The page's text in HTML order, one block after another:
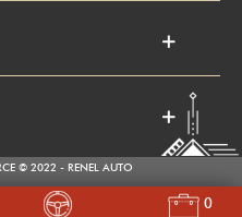
© 2022 - RENEL AUTO
0